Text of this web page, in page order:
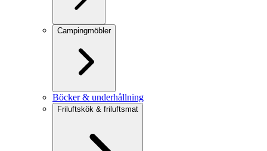
Campingmöbler
Böcker & underhållning
Friluftskök & friluftsmat